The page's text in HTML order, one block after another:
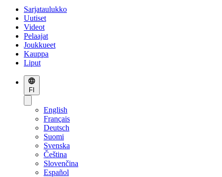
Sarjataulukko
Uutiset
Videot
Pelaajat
Joukkueet
Kauppa
Liput
FI
English
Français
Deutsch
Suomi
Svenska
Čeština
Slovenčina
Español